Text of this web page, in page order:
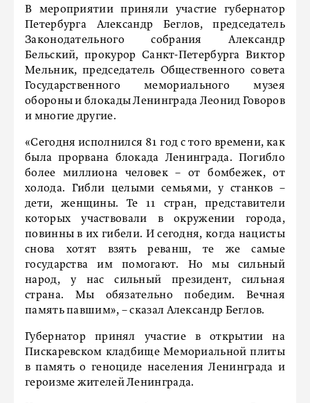
В мероприятии приняли участие губернатор
Петербурга Александр Беглов, председатель
Законодательного собрания Александр
Бельский, прокурор Санкт-Петербурга Виктор
Мельник, председатель Общественного совета
Государственного мемориального музея
обороны и блокады Ленинграда Леонид Говоров
и многие другие.
«Сегодня исполнился 81 год с того времени, как
была прорвана блокада Ленинграда. Погибло
более миллиона человек – от бомбежек, от
холода. Гибли целыми семьями, у станков –
дети, женщины. Те 11 стран, представители
которых участвовали в окружении города,
повинны в их гибели. И сегодня, когда нацисты
снова хотят взять реванш, те же самые
государства им помогают. Но мы сильный
народ, у нас сильный президент, сильная
страна. Мы обязательно победим. Вечная
память павшим», – сказал Александр Беглов.
Губернатор принял участие в открытии на
Пискаревском кладбище Мемориальной плиты
в память о геноциде населения Ленинграда и
героизме жителей Ленинграда.